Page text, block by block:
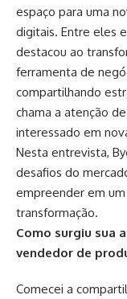
espaço para uma
digitais. Entre eles
destacou ao
ferramenta de
compartilhando
chama a atenção
interessado em
Nesta entrevista,
desafios do
empreender em
transformação.
Como surgiu sua
vendedor de
Comecei a